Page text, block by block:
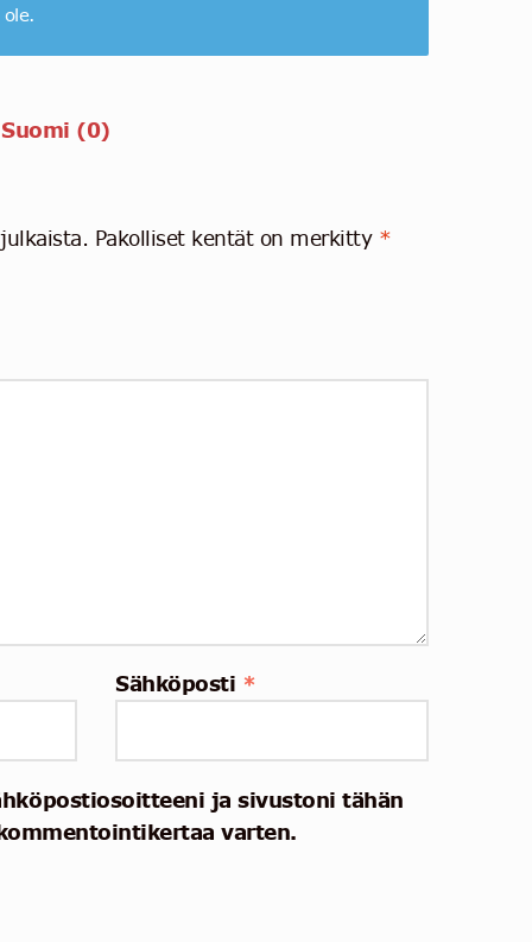
(0)
Pakolliset kentät on merkitty *
Sähköposti *
ja sivustoni tähän
varten.